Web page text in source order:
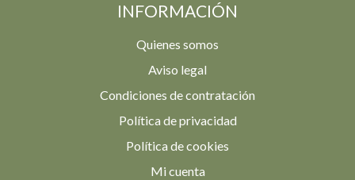
INFORMACIÓN
Quienes somos
Aviso legal
Condiciones de contratación
Política de privacidad
Política de cookies
Mi cuenta